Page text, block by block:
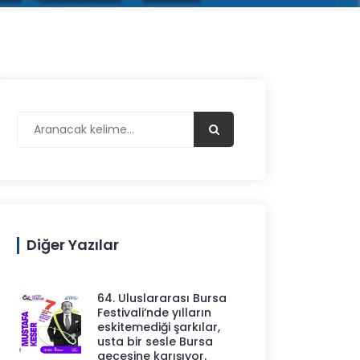
Diğer Yazılar
64. Uluslararası Bursa
Festivali’nde yılların
eskitemediği şarkılar,
usta bir sesle Bursa
gecesine karışıyor.